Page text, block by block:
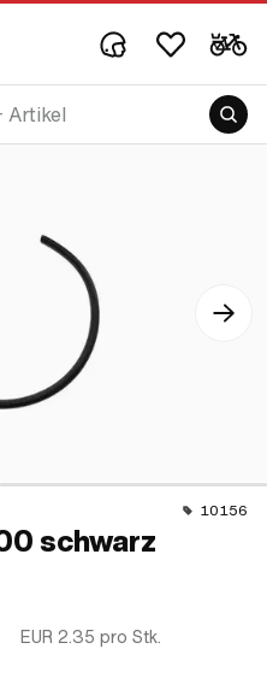
10156
schwarz
EUR 2.35 pro Stk.